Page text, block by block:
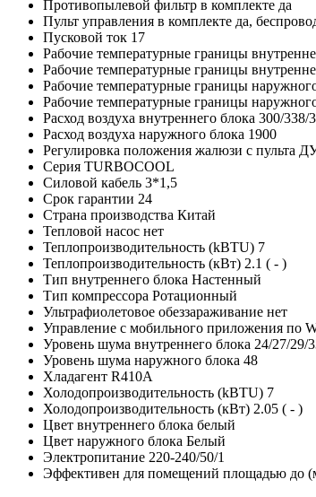
Противопылевой фильтр в комплекте да
Пульт управления в комплекте да,
Пусковой ток 17
Рабочие температурные границы
Рабочие температурные границы
Рабочие температурные границы
Рабочие температурные границы
Расход воздуха внутреннего блока 300/338/
Расход воздуха наружного блока 1900
Регулировка положения жалюзи с пульта
Серия TURBOCOOL
Силовой кабель 3*1,5
Срок гарантии 24
Страна производства Китай
Тепловой насос нет
Теплопроизводительность (kBTU) 7
Теплопроизводительность (кВт) 2.1 ( - )
Тип внутреннего блока Настенный
Тип компрессора Ротационный
Ультрафиолетовое обеззараживание нет
Управление c мобильного приложения по
Уровень шума внутреннего блока 24/27/29/
Уровень шума наружного блока 48
Хладагент R410A
Холодопроизводительность (kBTU) 7
Холодопроизводительность (кВт) 2.05 ( - )
Цвет внутреннего блока белый
Цвет наружного блока Белый
Электропитание 220-240/50/1
Эффективен для помещений площадью до